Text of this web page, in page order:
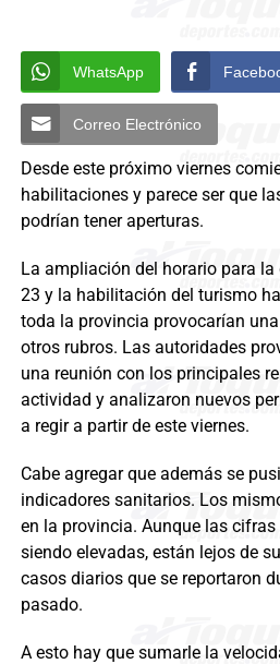
WhatsApp
Correo Electrónico
Desde este próximo viernes
habilitaciones y parece ser que
podrían tener aperturas.
La ampliación del horario para
23 y la habilitación del turismo
toda la provincia provocarían una
otros rubros. Las autoridades
una reunión con los principales
actividad y analizaron nuevos
a regir a partir de este viernes.
Cabe agregar que además se
indicadores sanitarios. Los
en la provincia. Aunque las
siendo elevadas, están lejos de
casos diarios que se reportaron
pasado.
A esto hay que sumarle la